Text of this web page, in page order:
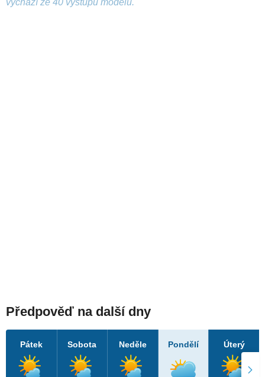
vychází ze 40 výstupů modelu.
Předpověď na další dny
Pátek Sobota Neděle Pondělí Úterý